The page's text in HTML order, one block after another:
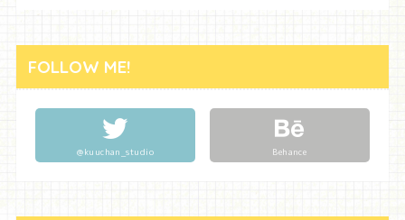
FOLLOW ME!
@kuuchan_studio Behance